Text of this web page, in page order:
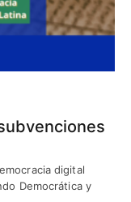
digital
Democrática y